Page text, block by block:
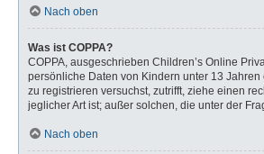
Nach oben
Was ist COPPA?
COPPA, ausgeschrieben Children’s Online
persönliche Daten von Kindern unter 13
zu registrieren versuchst, zutrifft, ziehe einen
jeglicher Art ist; außer solchen, die unter der
Nach oben